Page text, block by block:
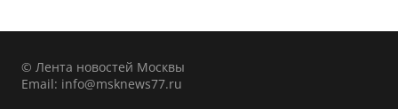
© Лента новостей Москвы
Email: info@msknews77.ru